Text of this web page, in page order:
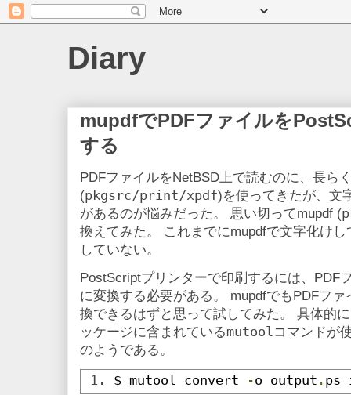
Diary
mupdfでPDFファイルを
する
PDFファイルをNetBSD上で読むのに、長ら
(pkgsrc/print/xpdf)を使ってきたが、文
があるのが悩みだった。 思い切ってmupdf (
換えてみた。 これまでにmupdfで文字化け
していない。
PostScriptプリンターで印刷するには、PDF
に変換する必要がある。 mupdfでもPDFフ
換できるはずと思って試してみた。 具体的
ッケージに含まれているmutoolコマンドが
のようである。
$ mutool convert -o output . ps